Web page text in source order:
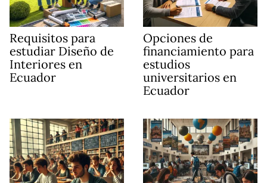
Requisitos para
estudiar Diseño de
Interiores en
Ecuador
Opciones de
financiamiento para
estudios
universitarios en
Ecuador